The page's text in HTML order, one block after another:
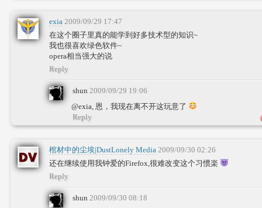
exia 2009/09/29 17:47
在这个圈子里真的能学到好多技术型的知识~
我也很喜欢绿色软件~
opera相当强大的说
Reply
shun 2009/09/29 19:06
@exia, 恩，我现在离不开这玩意了
Reply
棺材中的尘埃|DustLonely Media 2009/09/30 02:26
还在继续使用我钟爱的Firefox,很难改变这个习惯楽
Reply
shun 2009/09/30 08:18